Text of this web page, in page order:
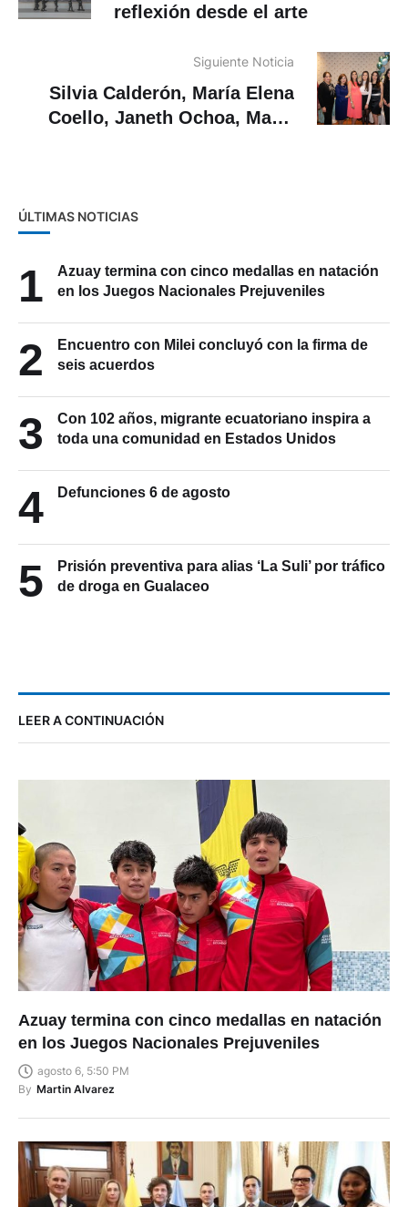
reflexión desde el arte
Siguiente Noticia
Silvia Calderón, María Elena
Coello, Janeth Ochoa, María
ÚLTIMAS NOTICIAS
1
Azuay termina con cinco medallas en natación
en los Juegos Nacionales Prejuveniles
2
Encuentro con Milei concluyó con la firma de
seis acuerdos
3
Con 102 años, migrante ecuatoriano inspira a
toda una comunidad en Estados Unidos
4 Defunciones 6 de agosto
5
Prisión preventiva para alias ‘La Suli’ por tráfico
de droga en Gualaceo
LEER A CONTINUACIÓN
Azuay termina con cinco medallas en natación
en los Juegos Nacionales Prejuveniles
agosto 6, 5:50 PM
By Martin Alvarez